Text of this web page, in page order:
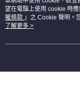
熱門標籤
望在電腦上使用 cookie 時
權條款 」之 Cookie 聲明。
用條款之 Cookie 聲明使用
了解更多 >